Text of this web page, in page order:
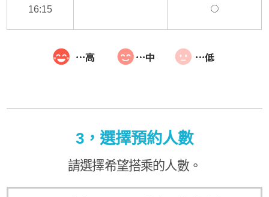
16:15
3，選擇預約人數
請選擇希望搭乘的人數。